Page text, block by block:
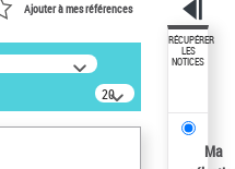
Ajouter à mes références
20
résultats/page
RÉCUPÉRER
LES
NOTICES
Ma